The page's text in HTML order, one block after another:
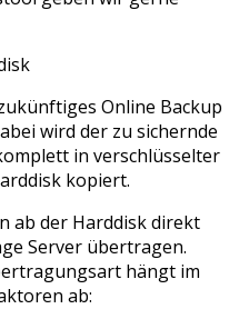
Online Backup
wird der zu sichernde
in verschlüsselter
kopiert.
ab der Harddisk direkt
Server übertragen.
hängt im
ab: